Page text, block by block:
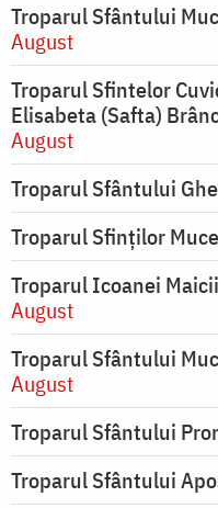
Troparul Sfântului
August
Troparul Sfintelor
Elisabeta (Safta)
August
Troparul Sfântului
Troparul Sfinţilor
Troparul Icoanei
August
Troparul Sfântului
August
Troparul Sfântului
Troparul Sfântului